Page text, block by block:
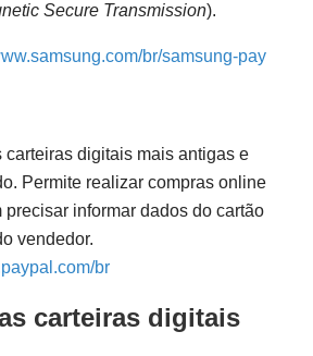
Secure Transmission).
br/samsung-pay
carteiras digitais mais antigas e
Permite realizar compras online
precisar informar dados do cartão
vendedor.
br
carteiras digitais